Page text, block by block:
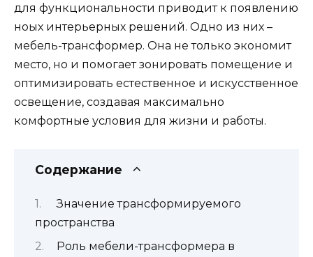
для функциональности приводит к появлению
ноых интерьерных решений. Одно из них –
мебель-трансформер. Она не только экономит
место, но и помогает зонировать помещение и
оптимизировать естественное и искусственное
освещение, создавая максимально
комфортные условия для жизни и работы.
Содержание
Значение трансформируемого
пространства
Роль мебели-трансформера в